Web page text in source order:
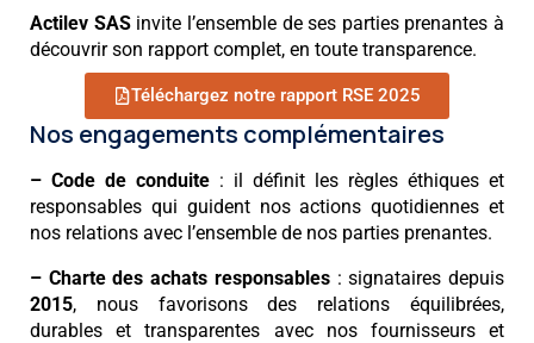
Actilev SASinvite l’ensemble de ses parties prenantes à
découvrir son rapport complet, en toute transparence.
Téléchargez notre rapport RSE 2025
Nos engagements complémentaires
– Code de conduite : il définit les règles éthiques et
responsables qui guident nos actions quotidiennes et
nos relations avec l’ensemble de nos parties prenantes.
– Charte des achats responsables: signataires depuis
2015, nous favorisons des relations équilibrées,
durables et transparentes avec nos fournisseurs et